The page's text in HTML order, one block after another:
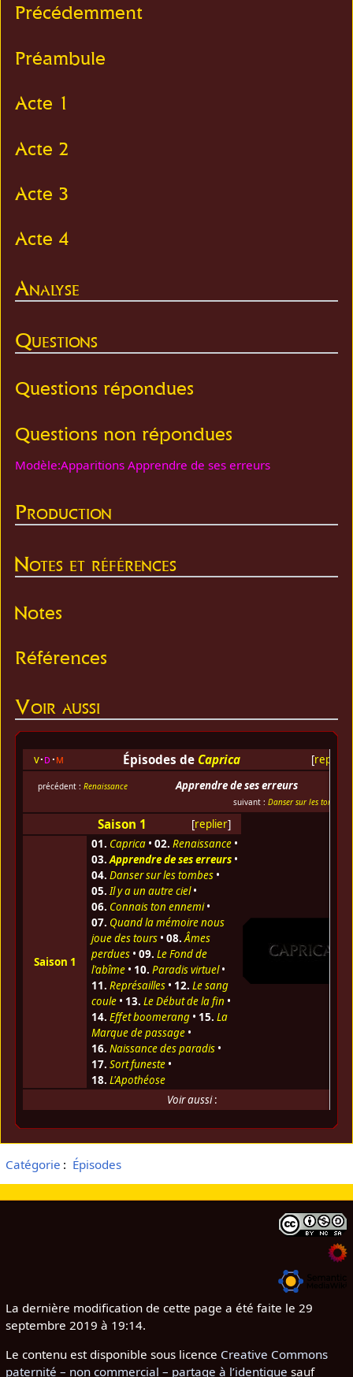
Précédemment
Préambule
Acte 1
Acte 2
Acte 3
Acte 4
Analyse
Questions
Questions répondues
Questions non répondues
Modèle:Apparitions Apprendre de ses erreurs
Production
Notes et références
Notes
Références
Voir aussi
[replier
v d m Épisodes de Caprica
précédent : Renaissance Apprendre de ses erreurs
suivant : Danser sur les tombes
[replier]
Saison 1
Saison 1
01. Caprica• 02. Renaissance•
03.Apprendre de ses erreurs•
04. Danser sur les tombes•
05.Il y a un autre ciel•
06. Connais ton ennemi•
07. Quand la mémoire nous
joue des tours• 08.Âmes
perdues• 09. Le Fond de
l'abîme• 10. Paradis virtuel•
11. Représailles• 12. Le sang
coule• 13. Le Début de la fin •
14. Effet boomerang• 15. La
Marque de passage•
16. Naissance des paradis•
17. Sort funeste•
18. L'Apothéose
Voir aussi:
Catégorie : Épisodes
La dernière modification de cette page a été faite le 29
septembre 2019 à 19:14.
Le contenu est disponible sous licence Creative Commons
paternité – non commercial – partage à l’identique sauf